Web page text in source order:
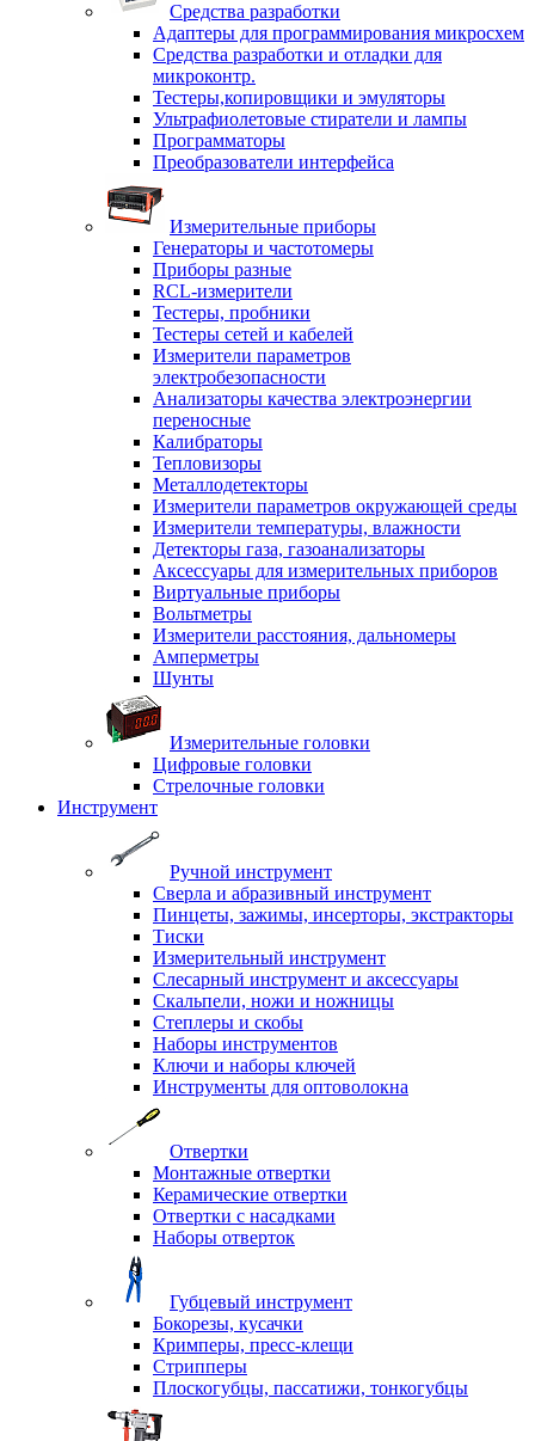
Средства разработки
Адаптеры для программирования микросхем
Средства разработки и отладки для
микроконтр.
Тестеры,копировщики и эмуляторы
Ультрафиолетовые стиратели и лампы
Программаторы
Преобразователи интерфейса
Измерительные приборы
Генераторы и частотомеры
Приборы разные
RCL-измерители
Тестеры, пробники
Тестеры сетей и кабелей
Измерители параметров
электробезопасности
Анализаторы качества электроэнергии
переносные
Калибраторы
Тепловизоры
Металлодетекторы
Измерители параметров окружающей среды
Измерители температуры, влажности
Детекторы газа, газоанализаторы
Аксессуары для измерительных приборов
Виртуальные приборы
Вольтметры
Измерители расстояния, дальномеры
Амперметры
Шунты
Измерительные головки
Цифровые головки
Стрелочные головки
Инструмент
Ручной инструмент
Сверла и абразивный инструмент
Пинцеты, зажимы, инсерторы, экстракторы
Тиски
Измерительный инструмент
Слесарный инструмент и аксессуары
Скальпели, ножи и ножницы
Степлеры и скобы
Наборы инструментов
Ключи и наборы ключей
Инструменты для оптоволокна
Отвертки
Монтажные отвертки
Керамические отвертки
Отвертки с насадками
Наборы отверток
Губцевый инструмент
Бокорезы, кусачки
Кримперы, пресс-клещи
Стрипперы
Плоскогубцы, пассатижи, тонкогубцы